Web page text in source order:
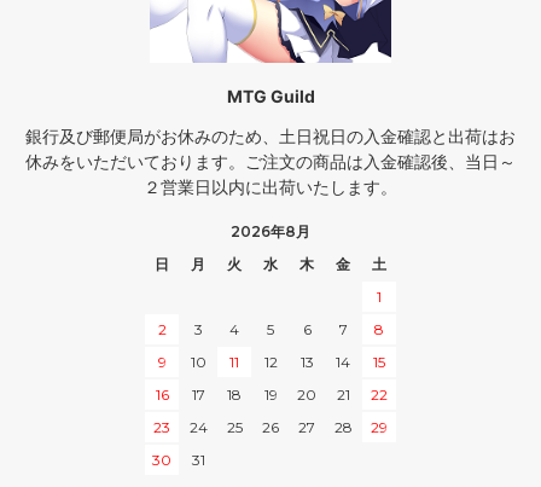
MTG Guild
銀行及び郵便局がお休みのため、土日祝日の入金確認と出荷はお
休みをいただいております。ご注文の商品は入金確認後、当日～
２営業日以内に出荷いたします。
2026年8月
日
月 火 水 木 金
土
1
2
3 4 5 6 7
8
9
10 11 12 13 14
15
16
17 18 19 20 21
22
23
24 25 26 27 28
29
30
31